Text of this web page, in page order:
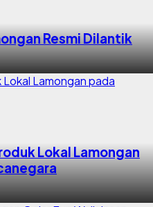
Resmi Dilantik
Lokal Lamongan